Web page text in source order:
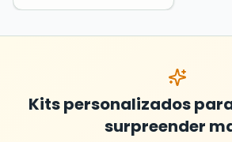
Kits personalizados
surpreender